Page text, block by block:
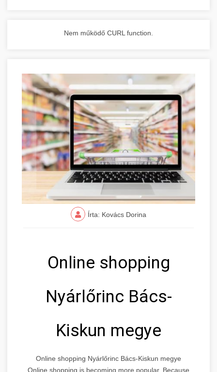
Nem működő CURL function.
Írta: Kovács Dorina
Online shopping
Nyárlőrinc Bács-
Kiskun megye
Online shopping Nyárlőrinc Bács-Kiskun megye
Online shopping is becoming more popular. Because